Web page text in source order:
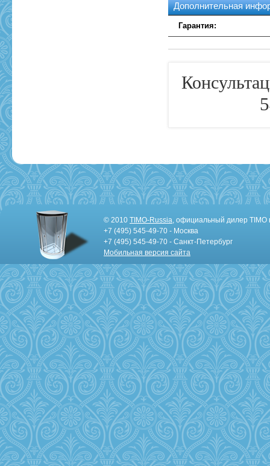
Дополнительная
Гарантия:
© 2010 TIMO-Russia, официальный дилер TIMO
+7 (495) 545-49-70 - Москва
+7 (495) 545-49-70 - Санкт-Петербург
Мобильная версия сайта